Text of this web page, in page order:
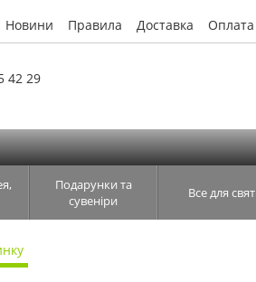
Новини Правила Доставка Оплата
42 29
Подарунки та
сувеніри
Все для свят